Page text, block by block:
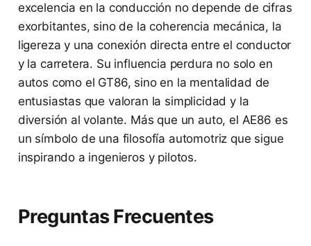
excelencia en la conducción no depende de cifras
exorbitantes, sino de la coherencia mecánica, la
ligereza y una conexión directa entre el conductor
y la carretera. Su influencia perdura no solo en
autos como el GT86, sino en la mentalidad de
entusiastas que valoran la simplicidad y la
diversión al volante. Más que un auto, el AE86 es
un símbolo de una filosofía automotriz que sigue
inspirando a ingenieros y pilotos.
Preguntas Frecuentes